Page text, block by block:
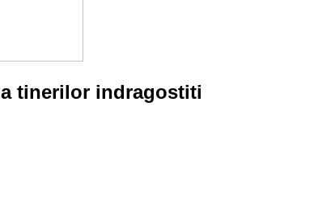
tinerilor indragostiti